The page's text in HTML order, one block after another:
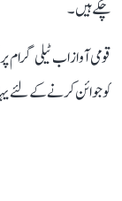
چکے ہیں۔
قومی آواز اب ٹیلی
کو جوائن کرنے کے لئے